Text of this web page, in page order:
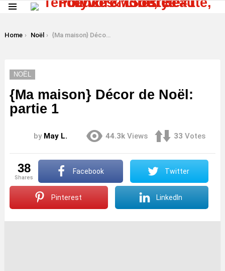
You are here:
Home Noël {Ma maison} Décor de Noël: partie 1
NOËL
{Ma maison} Décor de Noël:
partie 1
by May L. 44.3k Views 33 Votes
38
shares
Facebook Twitter
Pinterest LinkedIn